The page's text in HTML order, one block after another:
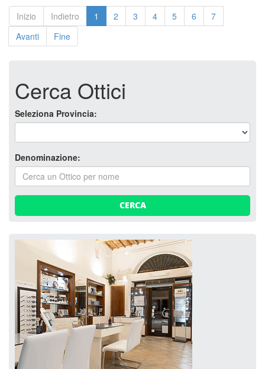
Inizio Indietro 1 2 3 4 5 6
7
Avanti
Fine
Cerca Ottici
Seleziona Provincia:
Denominazione:
CERCA